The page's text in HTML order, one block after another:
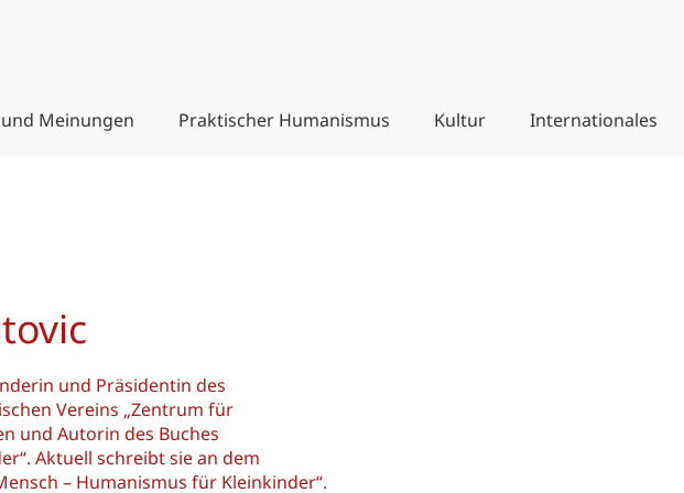
Meinungen Praktischer Humanismus Kultur Internationales
und Präsidentin des
Vereins „Zentrum für
und Autorin des Buches
Aktuell schreibt sie an dem
– Humanismus für Kleinkinder“.